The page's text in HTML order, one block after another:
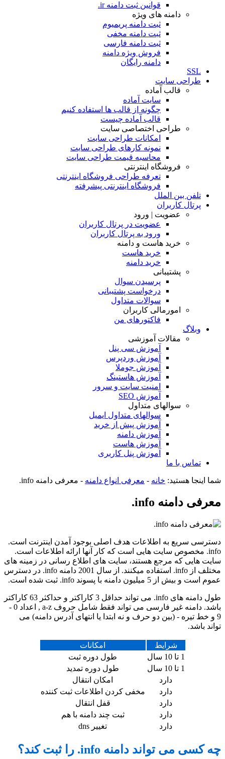
قوانین ثبت دامنه ir.
دامنه های ویژه
ثبت دامنه پریمیوم
ثبت دامنه مخفی
ثبت دامنه فارسی
فروش ویژه دامنه
دامنه رایگان
SSL
طراحی سايت
قالب آماده
سایت آماده
چگونه از قالب ها استفاده کنیم
قالب آماده چیست
طراحی اختصاصی سایت
امکانات طراحی سایت
نمونه کارهای طراحی سایت
محاسبه قیمت طراحی سایت
فروشگاه اینترنتی
تعرفه طراحی فروشگاه اینترنتی
فروشگاه اینترنتی پیشرفته
تلفن بین الملل
پرتال کاربران
عضویت | ورود
عضویت در پرتال کاربران
ورود به پرتال کاربران
خرید هاست و دامنه
خرید هاست
خرید دامنه
پشتیبانی
پرسیدن سوال
درخواست پشتیبانی
سوالات متداول
امورمالی کاربران
فاکتورهای من
وبلاگ
مقالات آموزشی
آموزش سی پنل
آموزش وردپرس
آموزش جوملا
آموزش هاستینگ
امنیت سایت و سرور
آموزش SEO
سوالهای متداول
سوالهای متداول ایمیل
آموزش پیش از خرید
آموزش دامنه
آموزش هاست
آموزش پنل کاربری
تماس با ما
شما اینجا هستید: خانه - معرفی انواع دامنه - معرفی دامنه info.
معرفی دامنه info.
دسترسی سریع به اطلاعات هدف اصلی بوجود آمدن اینترنت است.
info. مخصوص سایت هایی است که کار آنها ارائه اطلاعات است.
سایت هایی که مرجع هستند، سایت های اطلاع رسانی در زمینه های
مختلف از info. استفاده میکنند. از سال 2001 دامنه info. در دسترس
عموم است و بیش از 5 میلیون دامنه با پسوند info. ثبت شده است.
طول دامنه های info. می تواند حداقل 3 کاراکتر و حداکثر 63 کاراکتر
باشد. دامنه غیر فارسی می تواند فقط شامل حروف a-z , اعداد 0 -
9 و خط تیره - (بین دو حرف و نه ابتدا یا انتهای آدرس دامنه) می
تواند باشد.
شرایط
امکانات
1 تا 10 سال
طول دوره ثبت
1 تا 10 سال
طول دوره تمدید
دارد
امکان انتقال
دارد
مخفی کردن اطلاعات ثبت کننده
دارد
قفل انتقال
دارد
ثبت چند دامنه با هم
دارد
تغییر dns
چه کسی می تواند دامنه info. را ثبت کند؟